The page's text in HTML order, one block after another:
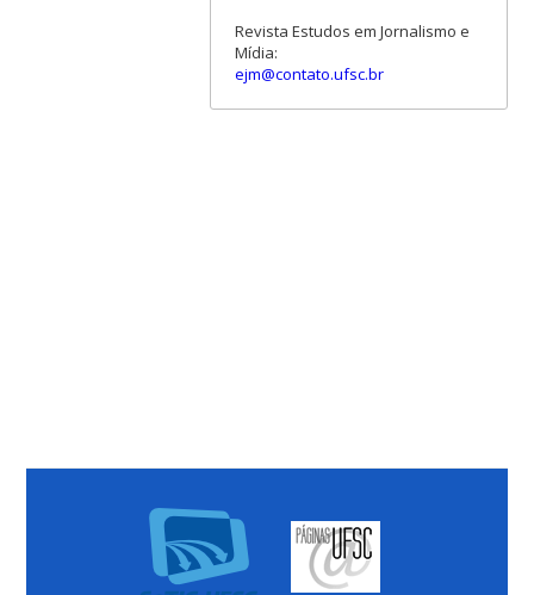
Revista Estudos em Jornalismo e
Mídia:
ejm@contato.ufsc.br